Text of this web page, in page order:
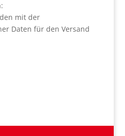
mit der
Daten für den Versand